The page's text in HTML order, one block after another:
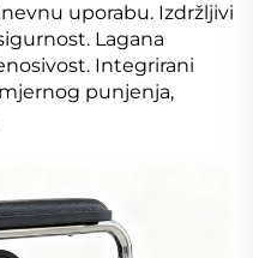
uporabu. Izdržljivi
Lagana
Integrirani
punjenja,